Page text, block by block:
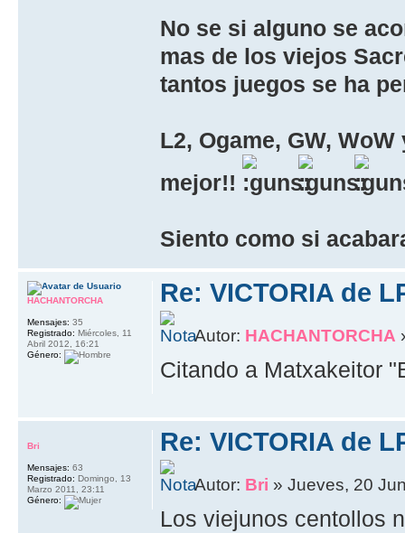
No se si alguno se
mas de los viejos
tantos juegos se ha
L2, Ogame, GW,
mejor!!
Siento como si
Re: VICTORIA de
Autor: HACHANTORCHA
Citando a Matxakeitor
HACHANTORCHA
Mensajes: 35
Registrado: Miércoles, 11
Abril 2012, 16:21
Género:
Re: VICTORIA de
Autor: Bri » Jueves, 20
Los viejunos centollos
Bri
Mensajes: 63
Registrado: Domingo, 13
Marzo 2011, 23:11
Género: